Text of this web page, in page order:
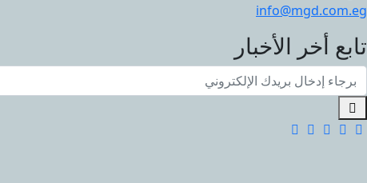
info@mgd.com.eg
تابع أخر الأخبار